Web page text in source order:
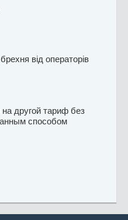
від операторів
другой тариф без
способом